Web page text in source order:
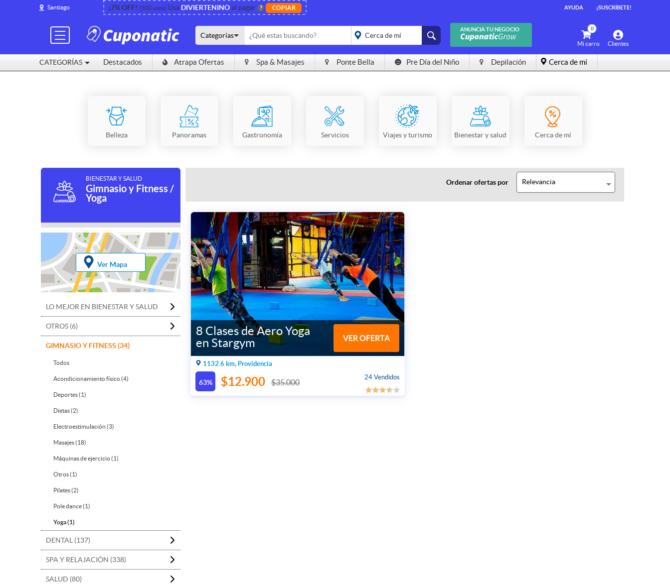
Santiago ¡7% OFF! (500 usos) Usa DIVIERTENINOal pagar ? COPIAR AYUDA ¡SUSCRÍBETE!
CATEGORÍAS
ANUNCIA TU NEGOCIO
Clientes
Categorías
placeholder="Todo el
0
Mi carro
Destacados Atrapa Ofertas Spa & Masajes Ponte Bella Pre Día del Niño Depilación Cerca de mí
Belleza Panoramas Gastronomía Servicios Viajes y turismo Bienestar y salud Cerca de mí
BIENESTAR Y SALUD
Gimnasio y Fitness /
Yoga
Ver Mapa
LO MEJOR EN BIENESTAR Y SALUD
OTROS (6)
GIMNASIO Y FITNESS (34)
Todos
Acondicionamiento físico (4)
Deportes (1)
Dietas (2)
Electroestimulación (3)
Masajes (18)
Máquinas de ejercicio (1)
Otros (1)
Pilates (2)
Pole dance (1)
Yoga (1)
DENTAL (137)
SPA Y RELAJACIÓN (338)
SALUD (80)
Ordenar ofertas por Relevancia
8 Clases de Aero Yoga
en Stargym
VER OFERTA
1132.6 km, Providencia
63%
24 Vendidos
$12.900 $35.000